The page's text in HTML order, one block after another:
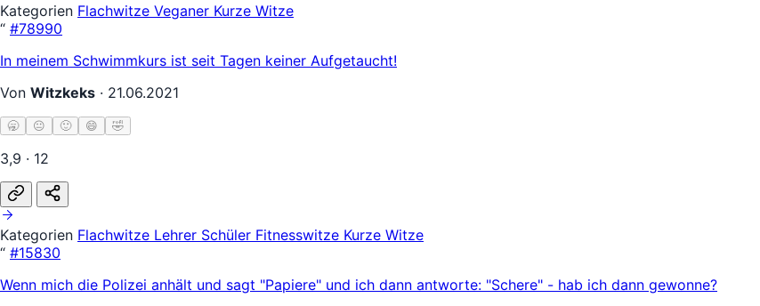
Kategorien Flachwitze Veganer Kurze Witze
“ #78990
In meinem Schwimmkurs ist seit Tagen keiner Aufgetaucht!
Von Witzkeks · 21.06.2021
🥱 😐 🙂 😄 🤣
3,9 · 12
Kategorien Flachwitze Lehrer Schüler Fitnesswitze Kurze Witze
“ #15830
Wenn mich die Polizei anhält und sagt "Papiere" und ich dann antworte: "Schere" - hab ich dann gewonne?